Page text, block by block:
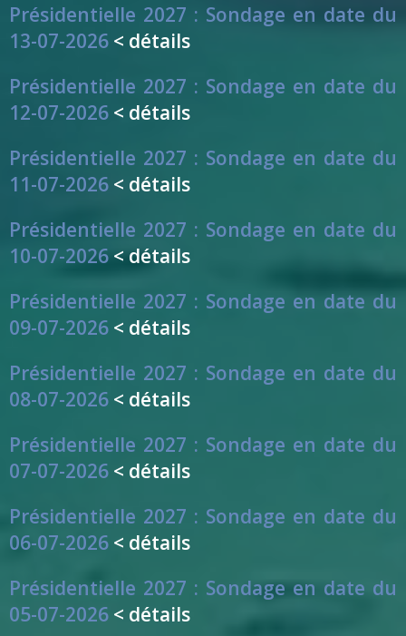
Présidentielle 2027 : Sondage en date du
13-07-2026 < détails
Présidentielle 2027 : Sondage en date du
12-07-2026 < détails
Présidentielle 2027 : Sondage en date du
11-07-2026 < détails
Présidentielle 2027 : Sondage en date du
10-07-2026 < détails
Présidentielle 2027 : Sondage en date du
09-07-2026 < détails
Présidentielle 2027 : Sondage en date du
08-07-2026 < détails
Présidentielle 2027 : Sondage en date du
07-07-2026 < détails
Présidentielle 2027 : Sondage en date du
06-07-2026 < détails
Présidentielle 2027 : Sondage en date du
05-07-2026 < détails